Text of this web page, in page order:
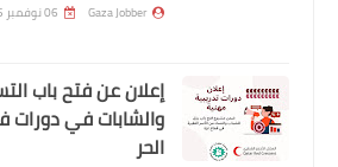
Gaza Jobber 06 نوفمبر 2025
إعلان عن فتح باب
والشابات في
الحر